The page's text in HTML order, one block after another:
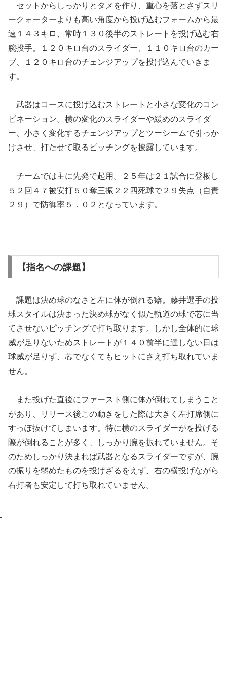
セットからしっかりとタメを作り、重心を落とさずスリ
ークォーターよりも高い角度から投げ込むフォームから最
速１４３キロ、常時１３０後半のストレートを投げ込む右
腕投手。１２０キロ台のスライダー、１１０キロ台のカー
ブ、１２０キロ台のチェンジアップを投げ込んでいきま
す。
武器はコースに投げ込むストレートと小さな変化のコン
ビネーション。横の変化のスライダーや緩めのスライダ
ー、小さく変化するチェンジアップとツーシームで引っか
けさせ、打たせて取るピッチングを披露しています。
チームでは主に先発で起用。２５年は２１試合に登板し
５２回４７被安打５０奪三振２２四死球で２９失点（自責
２９）で防御率５．０２となっています。
【指名への課題】
課題は決め球のなさと左に体が倒れる癖。藤井選手の投
球スタイルは決まった決め球がなく似た軌道の球で芯に当
てさせないピッチングで打ち取ります。しかし全体的に球
威が足りないためストレートが１４０前半に達しない日は
球威が足りず、芯でなくてもヒットにさえ打ち取れていま
せん。
また投げた直後にファースト側に体が倒れてしまうこと
があり、リリース後この動きをした際は大きく左打席側に
すっぽ抜けてしまいます。特に横のスライダーがを投げる
際が倒れることが多く、しっかり腕を振れていません。そ
のためしっかり決まれば武器となるスライダーですが、腕
の振りを弱めたものを投げざるをえず、右の横投げながら
右打者も安定して打ち取れていません。